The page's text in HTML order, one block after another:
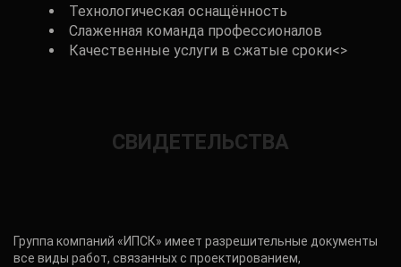
Технологическая оснащённость
Слаженная команда профессионалов
Качественные услуги в сжатые сроки<>
СВИДЕТЕЛЬСТВА
Группа компаний «ИПСК» имеет разрешительные документы
все виды работ, связанных с проектированием,